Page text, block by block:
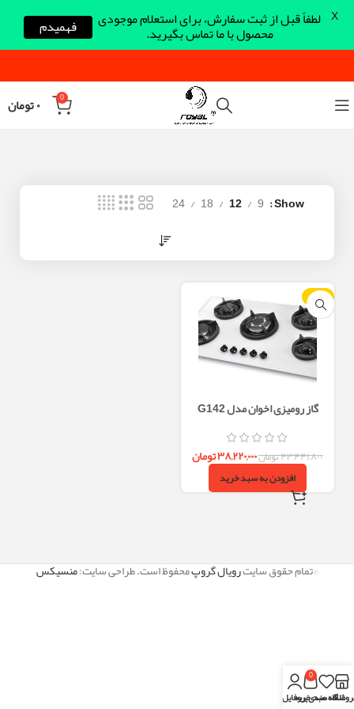
0 ۰تومان
Show
9
12
18
24
-12%
گاز رومیزی اخوان مدل G142
۴۳,۴۴۱,۸۰۰تومان۳۸,۲۲۰,۰۰۰تومان
افزودن به سبد خرید
©تمام حقوق سایترویال گروپمحفوظ است. طراحی سایت:منسیکس
لطفاً قبل از ثبت سفارش، برای استعلام موجودی
محصول با ما تماس بگیرید. فهمیدم X
علاقه مندی
0
سبد خریدپروفایل